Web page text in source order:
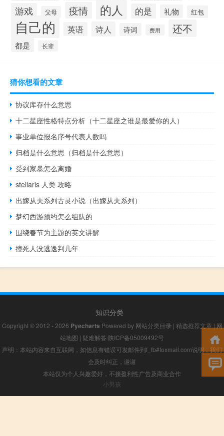
游戏 父母 疫情 的人 的是 礼物 红包
自己的 英语 诗人 诗词 费用 还不
都是 长辈
猜你想看的文章
协议库存什么意思
十二星座性格特点分析（十二星座之谁是最爱你的人）
事业单位报名序号代表人数吗
归档是什么意思（归档是什么意思）
受到家暴怎么离婚
stellaris 人类 攻略
出嫁从夫系列古灵小说（出嫁从夫系列）
梦幻西游预约怎么组队的
围绕春节为主题的英文讲解
撞死人没逃逸判几年
知识分类
Copyright © 2012 - 2026 Pyecharts Powered by 网站分类目录 | 精选推荐文章 | 网
站地图 | 疑难解答 陕ICP备05009492号
声明：本站内容来自互联网，如信息有错误可发邮件到f_fb#foxmail.com说明，我们
会及时纠正，谢谢
本站仅为个人兴趣爱好，不接盈利性广告及商业合作
小男孩